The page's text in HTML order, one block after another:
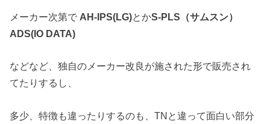
メーカー次第で AH-IPS(LG)とかS-PLS（サムスン）
ADS(IO DATA)
などなど、独自のメーカー改良が施された形で販売され
てたりするし、
多少、特徴も違ったりするのも、TNと違って面白い部分